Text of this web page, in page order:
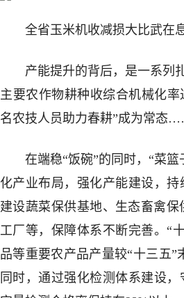
全省玉米机收减损大比武在
产能提升的背后，是一系列
主要农作物耕种收综合机械化率
名农技人员助力春耕”成为常态
在端稳“饭碗”的同时，“菜
化产业布局，强化产能建设，持
建设蔬菜保供基地、生态畜禽
工厂等，保障体系不断完善。“
品等重要农产品产量较“十三五”
同时，通过强化检测体系建设